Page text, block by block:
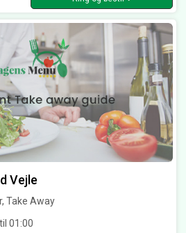
Vejle
Take Away
01:00